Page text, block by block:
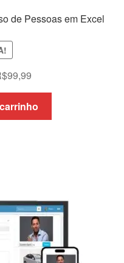
de Pessoas em Excel
99,99
preço
atual
é: